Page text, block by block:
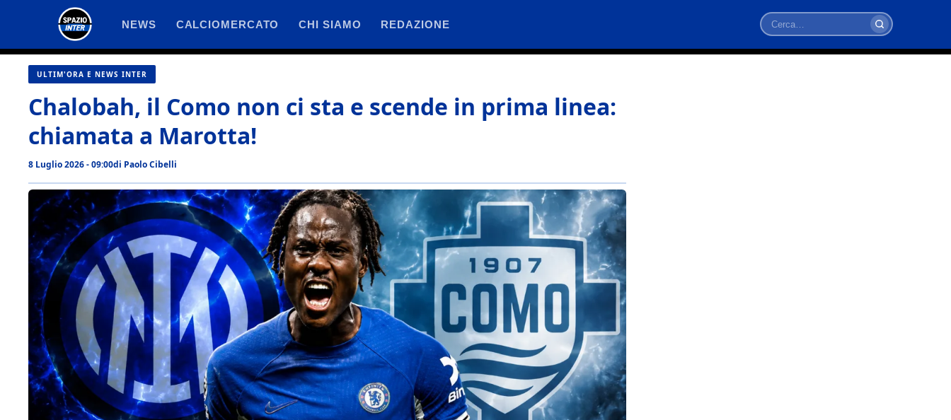
contenuto
NEWS CALCIOMERCATO CHI SIAMO REDAZIONE
Cerca
ULTIM'ORA E NEWS INTER
Chalobah, il Como non ci sta e scende in prima linea:
chiamata a Marotta!
8 Luglio 2026 - 09:00di Paolo Cibelli